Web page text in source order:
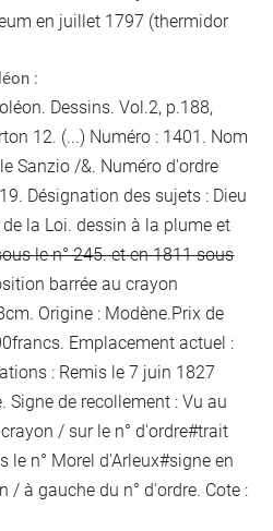
en juillet 1797 (thermidor
:
Dessins. Vol.2, p.188,
12. (...) Numéro : 1401. Nom
Sanzio /&. Numéro d'ordre
Désignation des sujets : Dieu
la Loi. dessin à la plume et
le n° 245. et en 1811 sous
barrée au crayon
Origine : Modène.Prix de
Emplacement actuel :
: Remis le 7 juin 1827
. Signe de recollement :Vu au
/ sur le n° d'ordre#trait
le n° Morel d'Arleux#signe en
/ à gauche du n° d'ordre. Cote :